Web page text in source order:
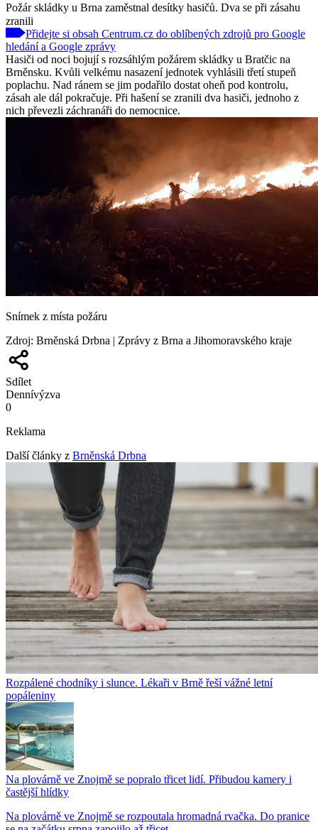
Požár skládky u Brna zaměstnal desítky hasičů. Dva se při zásahu
zranili
Přidejte si obsah Centrum.cz do oblíbených zdrojů pro Google
hledání a Google zprávy
Hasiči od noci bojují s rozsáhlým požárem skládky u Bratčic na
Brněnsku. Kvůli velkému nasazení jednotek vyhlásili třetí stupeň
poplachu. Nad ránem se jim podařilo dostat oheň pod kontrolu,
zásah ale dál pokračuje. Při hašení se zranili dva hasiči, jednoho z
nich převezli záchranáři do nemocnice.
Snímek z místa požáru
Zdroj: Brněnská Drbna | Zprávy z Brna a Jihomoravského kraje
Sdílet
Dennívýzva
0
Reklama
Další články z Brněnská Drbna
Rozpálené chodníky i slunce. Lékaři v Brně řeší vážné letní
popáleniny
Na plovárně ve Znojmě se popralo třicet lidí. Přibudou kamery i
častější hlídky
Na plovárně ve Znojmě se rozpoutala hromadná rvačka. Do pranice